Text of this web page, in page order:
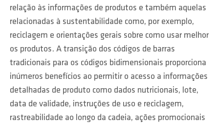
relação às informações de produtos e também aquelas
relacionadas à sustentabilidade como, por exemplo,
reciclagem e orientações gerais sobre como usar melhor
os produtos. A transição dos códigos de barras
tradicionais para os códigos bidimensionais proporciona
inúmeros benefícios ao permitir o acesso a informações
detalhadas de produto como dados nutricionais, lote,
data de validade, instruções de uso e reciclagem,
rastreabilidade ao longo da cadeia, ações promocionais